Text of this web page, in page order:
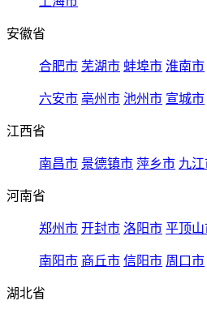
安徽省
合肥市 芜湖市 蚌埠市 淮南市
六安市 亳州市 池州市 宣城市
江西省
南昌市 景德镇市 萍乡市 九
河南省
郑州市 开封市 洛阳市 平顶山
南阳市 商丘市 信阳市 周口市
湖北省